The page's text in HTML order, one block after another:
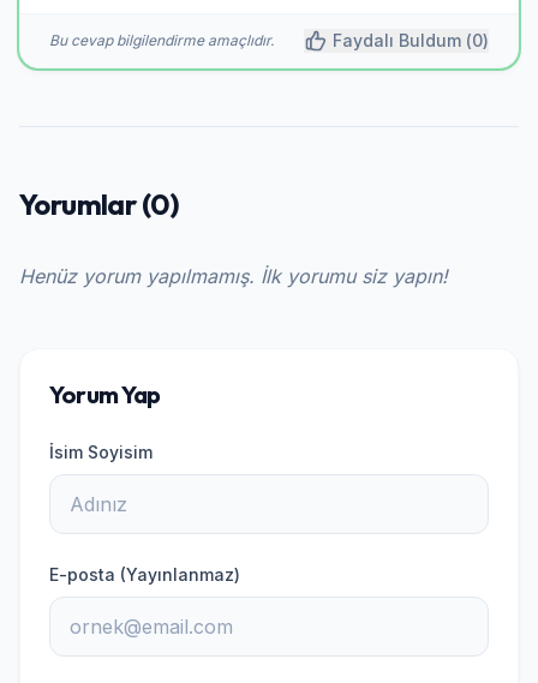
Bu cevap bilgilendirme amaçlıdır. Faydalı Buldum (0)
Yorumlar (0)
Henüz yorum yapılmamış. İlk yorumu siz yapın!
Yorum Yap
İsim Soyisim
E-posta (Yayınlanmaz)